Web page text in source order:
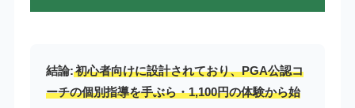
結論:初心者向けに設計されており、PGA公認コ
ーチの個別指導を手ぶら・1,100円の体験から始